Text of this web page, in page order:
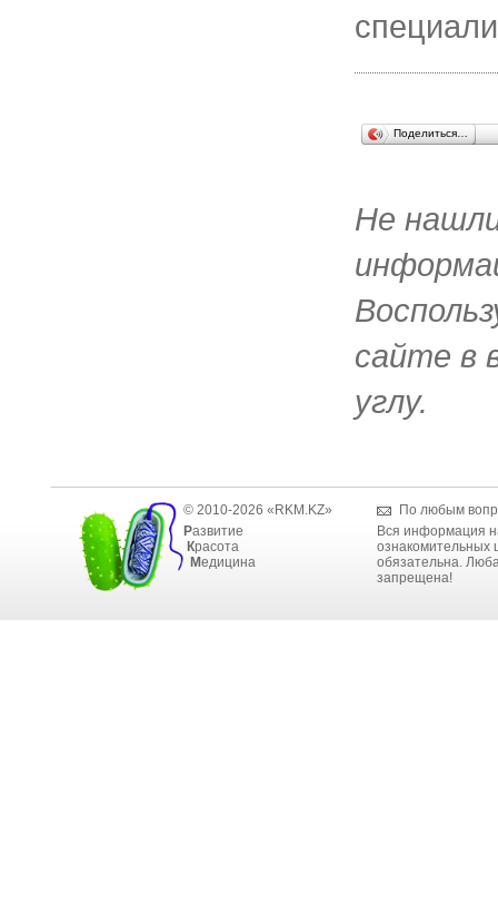
Поделиться…
Не
сайте в
углу.
© 2010-2026 «RKM.KZ»
Развитие
Красота
Медицина
По любым
Вся информация
ознакомительных
обязательна.
запрещена!